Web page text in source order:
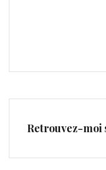
Retrouvez-moi